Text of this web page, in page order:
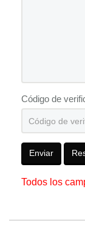
Código de
Enviar
Todos los